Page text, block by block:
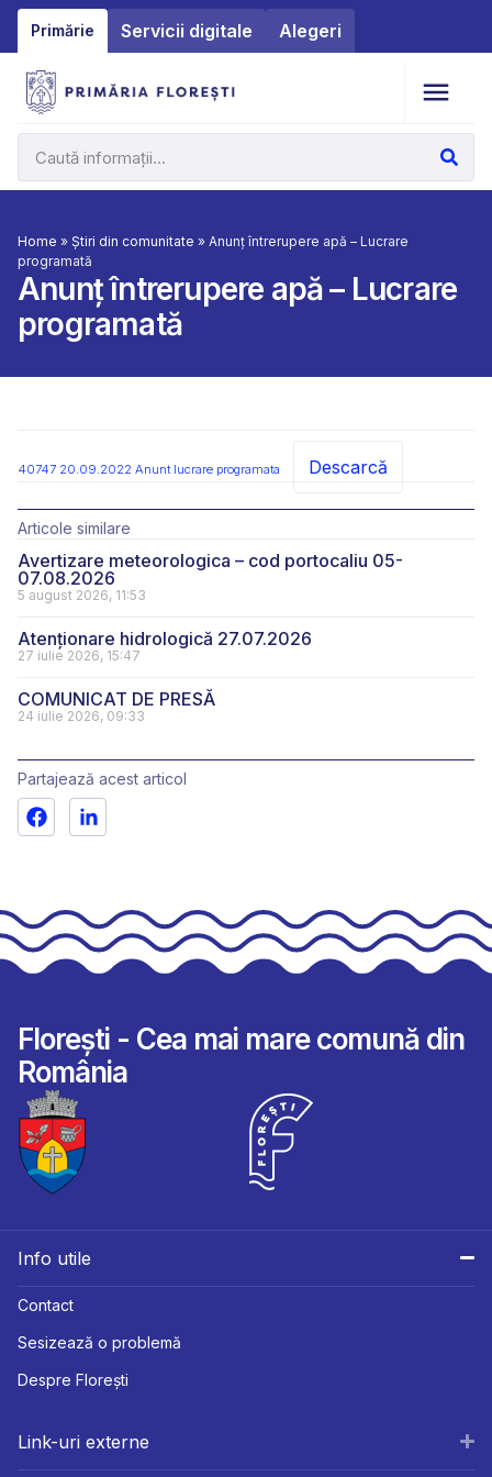
Primărie Servicii digitale Alegeri
Home » Știri din comunitate » Anunț întrerupere apă – Lucrare
programată
Anunț întrerupere apă – Lucrare
programată
40747 20.09.2022 Anunt lucrare programata Descarcă
Articole similare
Avertizare meteorologica – cod portocaliu 05-
07.08.2026
5 august 2026, 11:53
Atenționare hidrologică 27.07.2026
27 iulie 2026, 15:47
COMUNICAT DE PRESĂ
24 iulie 2026, 09:33
Partajează acest articol
Florești - Cea mai mare comună din
România
Info utile
Contact
Sesizează o problemă
Despre Florești
Link-uri externe